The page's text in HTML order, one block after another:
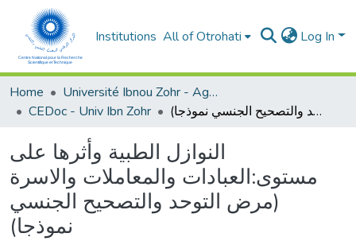
Institutions All of Otrohati Log In
Home
Université Ibnou Zohr - Agadir
CEDoc - Univ Ibn Zohr
النوازل الطبية وأثرها على مستوى:العبادات والمعاملات والاسرة (مرض التوحد والتصحيح الجنسي نموذجا)
النوازل الطبية وأثرها على
مستوى:العبادات والمعاملات والاسرة
(مرض التوحد والتصحيح الجنسي
نموذجا)